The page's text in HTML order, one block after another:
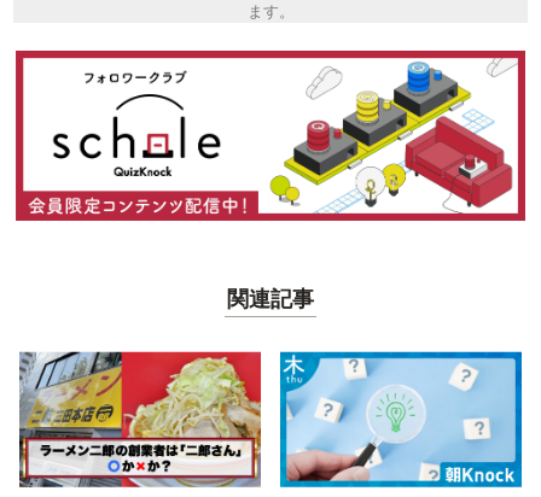
ます。
関連記事